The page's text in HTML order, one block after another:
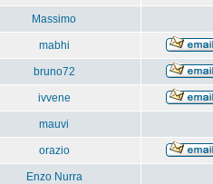
Massimo
mabhi
bruno72
ivvene
mauvi
orazio
Enzo Nurra